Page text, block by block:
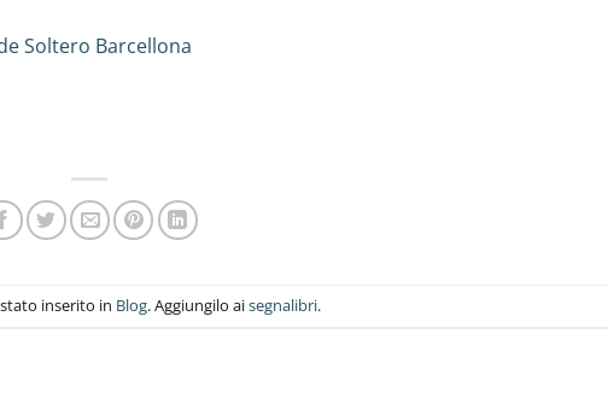
Soltero Barcellona
inserito in Blog. Aggiungilo aisegnalibri.